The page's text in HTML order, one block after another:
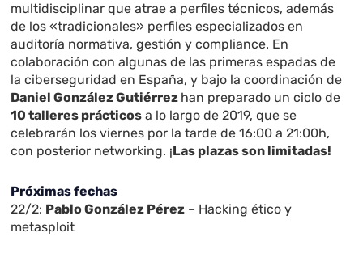
multidisciplinar que atrae a perfiles técnicos, además
de los «tradicionales» perfiles especializados en
auditoría normativa, gestión y compliance. En
colaboración con algunas de las primeras espadas de
la ciberseguridad en España, y bajo la coordinación de
Daniel González Gutiérrez han preparado un ciclo de
10 talleres prácticos a lo largo de 2019, que se
celebrarán los viernes por la tarde de 16:00 a 21:00h,
con posterior networking. ¡Las plazas son limitadas!
Próximas fechas
22/2: Pablo González Pérez – Hacking ético y
metasploit